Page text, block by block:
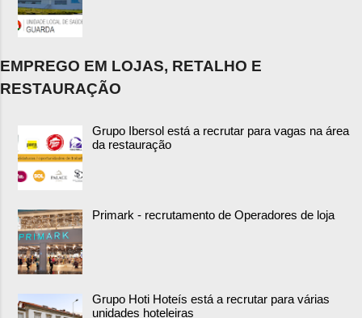
EMPREGO EM LOJAS, RETALHO E
RESTAURAÇÃO
Grupo Ibersol está a recrutar para vagas na área
da restauração
Primark - recrutamento de Operadores de loja
Grupo Hoti Hoteís está a recrutar para várias
unidades hoteleiras